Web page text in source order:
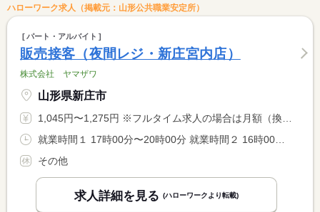
ハローワーク求人（掲載元：山形公共職業安定所）
パート・アルバイト
販売接客（夜間レジ・新庄宮内店）
株式会社 ヤマザワ
山形県新庄市
1,045円〜1,275円 ※フルタイム求人の場合は月額（換算額）、パート求人の場合は時間額を表示しています。
その他
求人詳細を見る (ハローワークより転載)